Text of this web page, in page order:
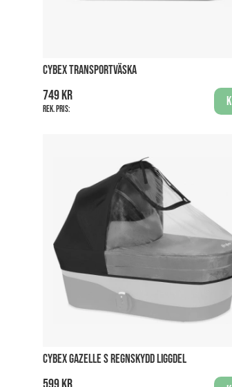
CYBEX TRANSPORTVÄSKA
749 kr
Rek. pris:
CYBEX GAZELLE S REGNSKYDD LIGGDEL